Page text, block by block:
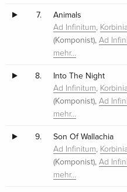
7. Animals
Ad Infinitum,
(Komponist),Ad
mehr…
8. Into The Night
Ad Infinitum,
(Komponist),Ad
mehr…
9. Son Of Wallachia
Ad Infinitum,
(Komponist),Ad
mehr…